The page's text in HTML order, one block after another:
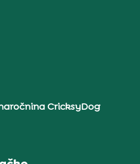
CricksyDog